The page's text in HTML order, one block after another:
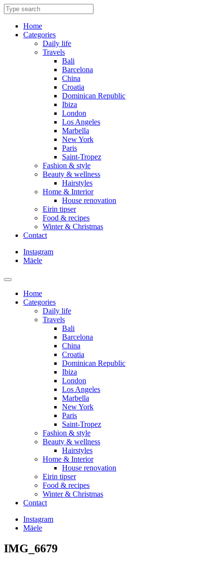
Skip
to
contentHome
Categories
Daily life
Travels
Bali
Barcelona
China
Croatia
Dominican Republic
Ibiza
London
Los Angeles
Marbella
New York
Paris
Saint-Tropez
Fashion & style
Beauty & wellness
Hairstyles
Home & Interior
House renovation
Eirin tipser
Food & recipes
Winter & Christmas
Contact
Instagram
Mäele
Home
Categories
Daily life
Travels
Bali
Barcelona
China
Croatia
Dominican Republic
Ibiza
London
Los Angeles
Marbella
New York
Paris
Saint-Tropez
Fashion & style
Beauty & wellness
Hairstyles
Home & Interior
House renovation
Eirin tipser
Food & recipes
Winter & Christmas
Contact
Instagram
Mäele
IMG_6679